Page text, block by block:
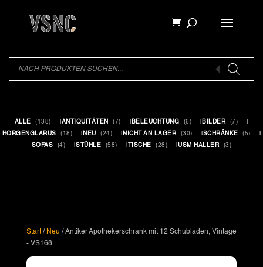
Products
search
ALLE (138) ANTIQUITÄTEN (7) BELEUCHTUNG (6) BILDER
(7)
HORGENGLARUS
(18) NEU (24) NICHT AN LAGER (30) SCHRÄNKE
(5)
SOFAS
(4) STÜHLE (58) TISCHE (28) USM HALLER (3)
Start/ Neu / Antiker Apothekerschrank mit 12 Schubladen, Vintage
- VS168